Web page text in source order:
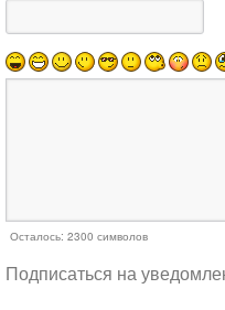
Осталось: 2300 символов
Подписаться на